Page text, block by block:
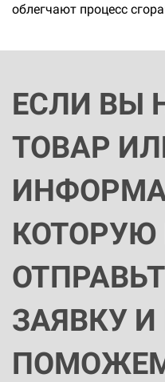
облегчают процесс
ЕСЛИ ВЫ
ТОВАР
КОТОРУЮ
ЗАЯВКУ